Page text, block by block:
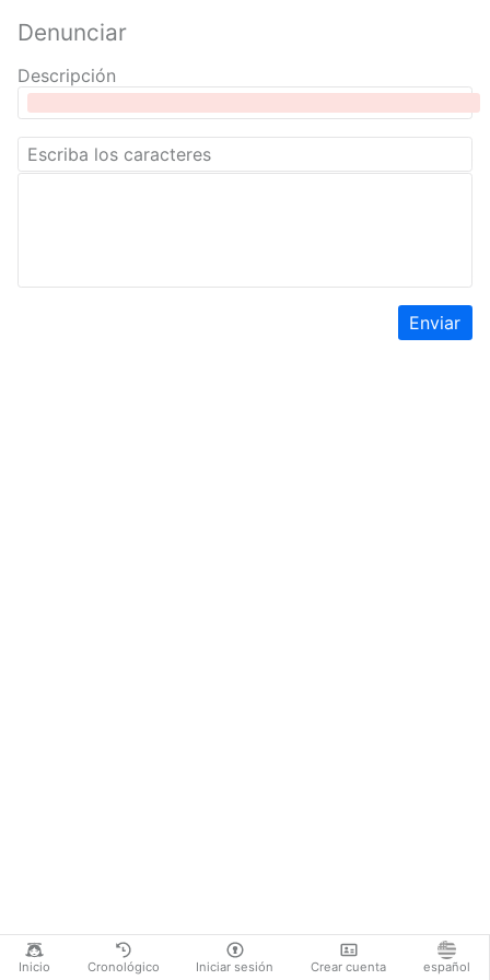
Inicio Cronológico Iniciar sesión Crear cuenta español
Denunciar
Descripción
Enviar